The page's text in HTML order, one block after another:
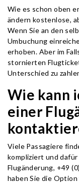
Wie es schon oben
ändern kostenlose,
Wenn Sie an den
Umbuchung
erhoben. Aber im
stornierten
Unterschied zu
Wie kann
einer
Viele Passagiere
kompliziert und
Flugänderung, +49
haben Sie die